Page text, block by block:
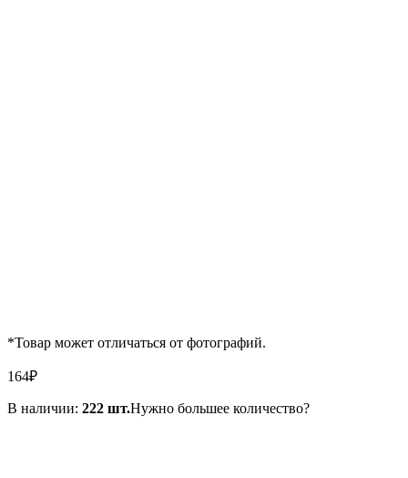
*Товар может отличаться от фотографий.
164₽
В наличии: 222 шт.Нужно большее количество?